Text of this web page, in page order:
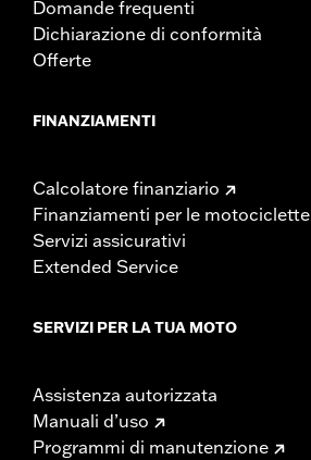
Domande frequenti
Dichiarazione di conformità
Offerte
FINANZIAMENTI
Calcolatore finanziario
Finanziamenti per le motociclette
Servizi assicurativi
Extended Service
SERVIZI PER LA TUA MOTO
Assistenza autorizzata
Manuali d’uso
Programmi di manutenzione